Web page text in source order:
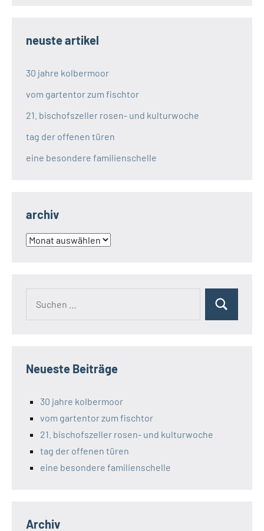
neuste artikel
30 jahre kolbermoor
vom gartentor zum fischtor
21. bischofszeller rosen- und kulturwoche
tag der offenen türen
eine besondere familienschelle
archiv
archiv
Suchen
Neueste Beiträge
30 jahre kolbermoor
vom gartentor zum fischtor
21. bischofszeller rosen- und kulturwoche
tag der offenen türen
eine besondere familienschelle
Archiv